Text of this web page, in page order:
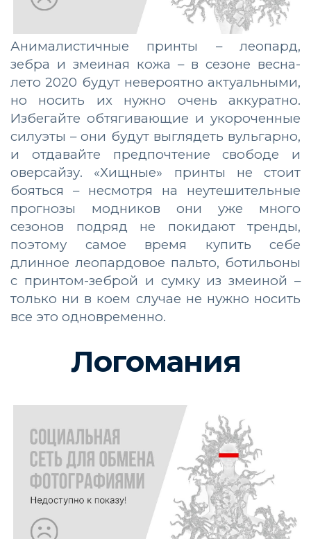
Анималистичные принты – леопард,
зебра и змеиная кожа – в сезоне весна-
лето 2020 будут невероятно актуальными,
но носить их нужно очень аккуратно.
Избегайте обтягивающие и укороченные
силуэты – они будут выглядеть вульгарно,
и отдавайте предпочтение свободе и
оверсайзу. «Хищные» принты не стоит
бояться – несмотря на неутешительные
прогнозы модников они уже много
сезонов подряд не покидают тренды,
поэтому самое время купить себе
длинное леопардовое пальто, ботильоны
с принтом-зеброй и сумку из змеиной –
только ни в коем случае не нужно носить
все это одновременно.
Логомания